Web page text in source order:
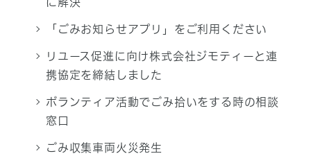
「ごみお知らせアプリ」をご利用ください
リユース促進に向け株式会社ジモティーと連
携協定を締結しました
ボランティア活動でごみ拾いをする時の相談
窓口
ごみ収集車両火災発生